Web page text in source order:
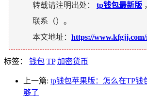
转载请注明出处： tp钱包最新版
联系（）。
本文地址： https://
标签： 钱包 TP 加密货币
上一篇: tp钱包苹果版：怎么在TP钱
够了